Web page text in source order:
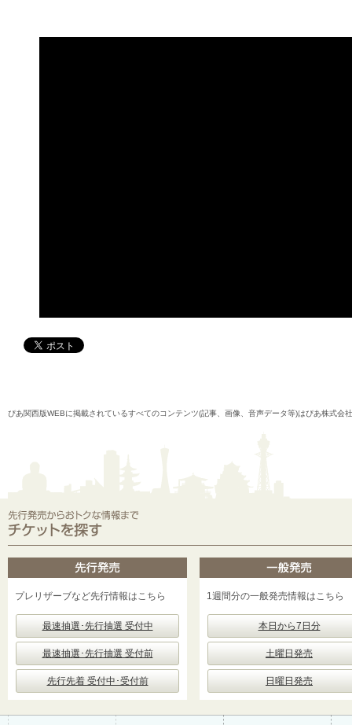
ぴあ関西版WEBに掲載されているすべてのコンテンツ(記事、画像、音声データ等)はぴあ株式会
プレリザーブなど先行情報はこちら
最速抽選･先行抽選 受付中
最速抽選･先行抽選 受付前
先行先着 受付中･受付前
1週間分の一般発売情報はこちら
本日から7日分
土曜日発売
日曜日発売